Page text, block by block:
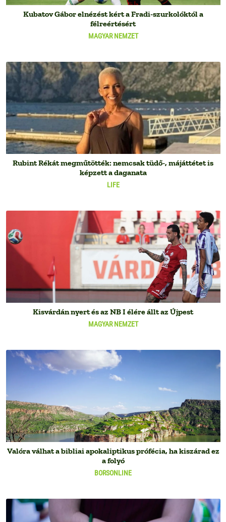
MAGYAR NEMZET
Kubatov Gábor elnézést kért a Fradi-szurkolóktól a
félreértésért
LIFE
Rubint Rékát megműtötték: nemcsak tüdő-, májáttétet is
képzett a daganata
MAGYAR NEMZET
Kisvárdán nyert és az NB I élére állt az Újpest
BORSONLINE
Valóra válhat a bibliai apokaliptikus prófécia, ha kiszárad ez
a folyó